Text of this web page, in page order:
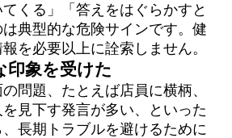
くる」「答えをはぐらかすと
典型的な危険サインです。健
を必要以上に詮索しません。
印象を受けた
問題、たとえば店員に横柄、
見下す発言が多い、といった
長期トラブルを避けるために